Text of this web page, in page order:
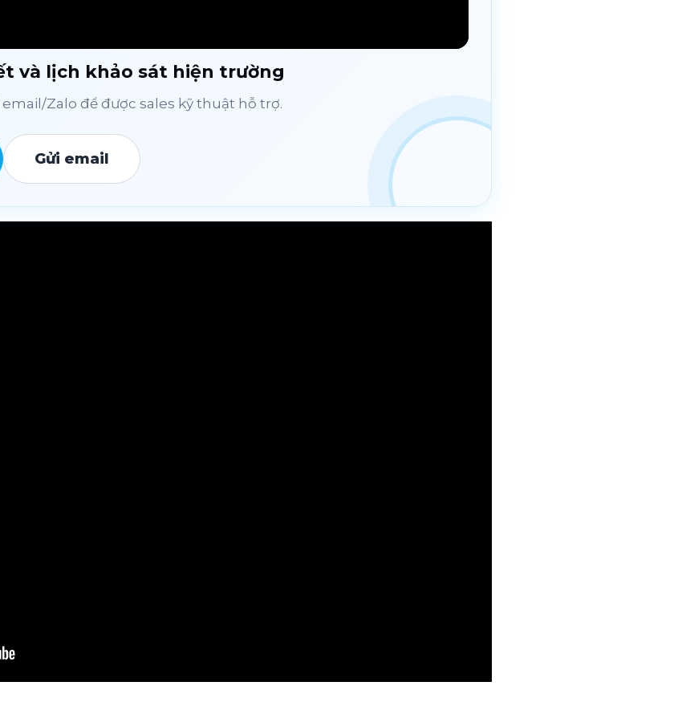
và lịch khảo sát hiện trường
Zalo để được sales kỹ thuật hỗ trợ.
Gửi email